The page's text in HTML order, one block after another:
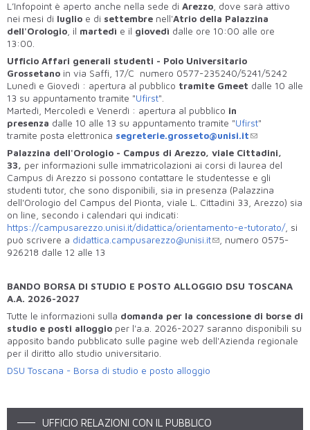
L’Infopoint è aperto anche nella sede di Arezzo, dove sarà attivo
nei mesi di luglio e di settembre nell'Atrio della Palazzina
dell'Orologio, il martedì e il giovedì dalle ore 10:00 alle ore
13:00.
Ufficio Affari generali studenti - Polo Universitario
Grossetano in via Saffi, 17/C numero 0577-235240/5241/5242
Lunedì e Giovedì : apertura al pubblico tramite Gmeet dalle 10 alle
13 su appuntamento tramite "Ufirst".
Martedì, Mercoledì e Venerdì : apertura al pubblico in
presenza dalle 10 alle 13 su appuntamento tramite "Ufirst"
tramite posta elettronica segreterie.grosseto@unisi.it
Palazzina dell'Orologio - Campus di Arezzo, viale Cittadini,
33, per informazioni sulle immatricolazioni ai corsi di laurea del
Campus di Arezzo si possono contattare le studentesse e gli
studenti tutor, che sono disponibili, sia in presenza (Palazzina
dell'Orologio del Campus del Pionta, viale L. Cittadini 33, Arezzo) sia
on line, secondo i calendari qui indicati:
https://campusarezzo.unisi.it/didattica/orientamento-e-tutorato/, si
può scrivere a didattica.campusarezzo@unisi.it
, numero 0575-
926218 dalle 12 alle 13
BANDO BORSA DI STUDIO E POSTO ALLOGGIO DSU TOSCANA
A.A. 2026-2027
Tutte le informazioni sulla domanda per la concessione di borse di
studio e posti alloggio per l'a.a. 2026-2027 saranno disponibili su
apposito bando pubblicato sulle pagine web dell'Azienda regionale
per il diritto allo studio universitario.
DSU Toscana - Borsa di studio e posto alloggio
UFFICIO RELAZIONI CON IL PUBBLICO